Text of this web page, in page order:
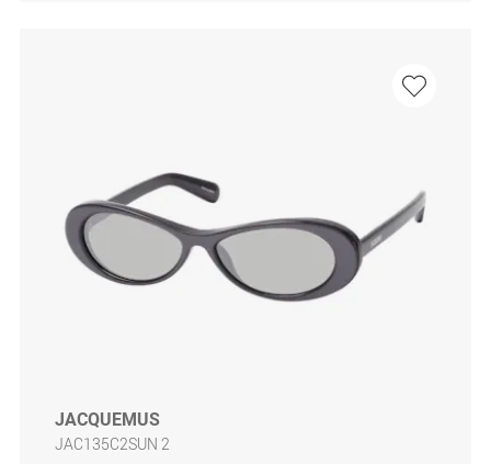
JACQUEMUS
JAC135C2SUN 2